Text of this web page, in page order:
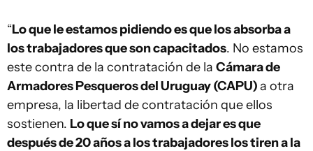
“Lo que le estamos pidiendo es que los absorba a
los trabajadores que son capacitados. No estamos
este contra de la contratación de la Cámara de
Armadores Pesqueros del Uruguay (CAPU)a otra
empresa, la libertad de contratación que ellos
sostienen. Lo que sí no vamos a dejar es que
después de 20 años a los trabajadores los tiren a la